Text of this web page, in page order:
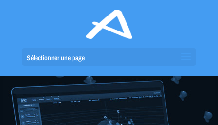
Sélectionner une page